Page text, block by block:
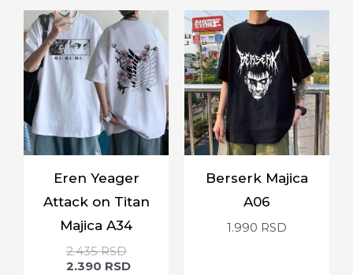
Eren Yeager
Attack on Titan
Majica A34
2.435RSD
2.390 RSD
Berserk Majica
A06
1.990 RSD